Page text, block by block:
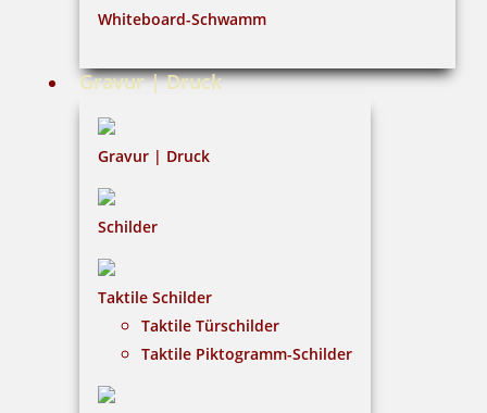
Whiteboard-Schwamm
Gravur | Druck
Gravur | Druck
Schilder
Taktile Schilder
Taktile Türschilder
Taktile Piktogramm-Schilder
Widerruf
Barrierefreiheit
Vertrag widerrufen
Mein Konto